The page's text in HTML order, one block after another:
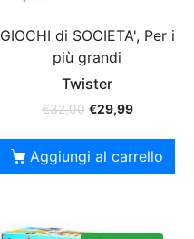
GIOCHI di SOCIETA', Per i
più grandi
Twister
€32,00 €29,99
Aggiungi al carrello